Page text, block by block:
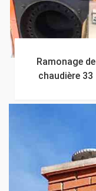
Ramonage de
chaudière 33